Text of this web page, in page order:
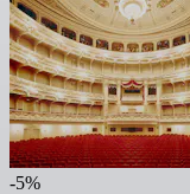
-5%